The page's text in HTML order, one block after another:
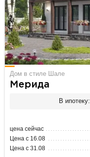
Дом в стиле Шале
Мерида
В ипотеку:
цена сейчас
Цена с 16.08
Цена с 31.08